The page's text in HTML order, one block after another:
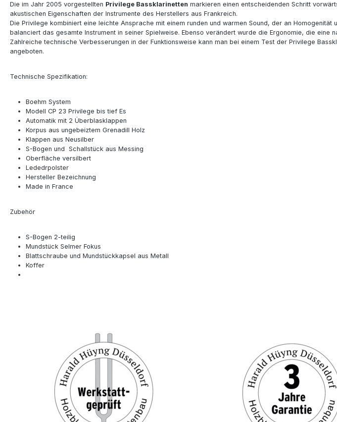
Die im Jahr 2005 vorgestellten Privilege Bassklarinetten markieren einen entscheidenden Schritt
akustischen Eigenschaften der Instrumente des Herstellers aus Frankreich.
Die Privilege kombiniert eine leichte Ansprache mit einem runden und warmen Sound, der an
balanciert das gesamte Instrument in seiner Spielweise. Ebenso verändert wurde die Ergonomie, die eine
Zahlreiche technische Verbesserungen in der Funktionsweise kann man bei einem Test der Privilege
angeboten.
Technische Spezifikation:
Boehm System
Modell CP 23 Privilege bis tief Es
Automatik mit 2 Überblasklappen
Korpus aus ungebeiztem Grenadill Holz
Klappen aus Neusilber
S-Bogen und Schallstück aus Messing
Oberfläche versilbert
Lededrpolster
Hersteller Bezeichnung
Made in France
Zubehör
S-Bogen 2-teilig
Mundstück Selmer Fokus
Blattschraube und Mundstückkapsel aus Metall
Koffer